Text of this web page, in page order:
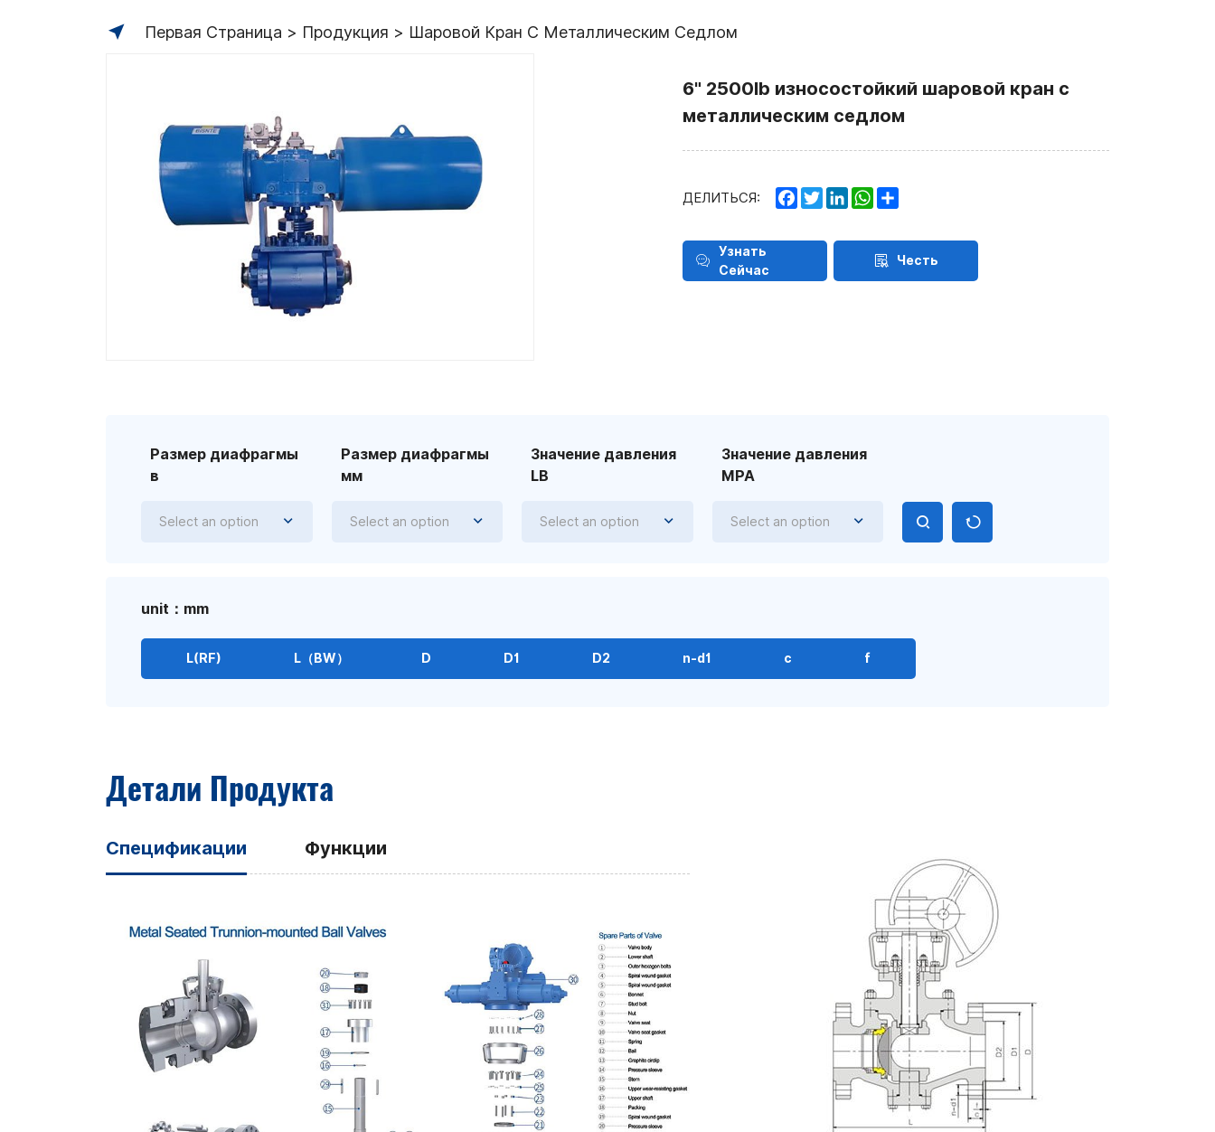
Первая Страница Продукция Шаровой Кран С Металлическим Седлом
6" 2500lb износостойкий шаровой кран с
металлическим седлом
ДЕЛИТЬСЯ: Facebook
TwitterLinkedInWhatsApp
Узнать
Сейчас
Честь
Значение давления
LB
Select an option
Значение давления
MPA
Select an option
Размер диафрагмы
мм
Select an option
Размер диафрагмы
в
Select an option
unit：mm
L(RF) L（BW） D D1 D2 n-d1 c f
Детали Продукта
Спецификации Функции